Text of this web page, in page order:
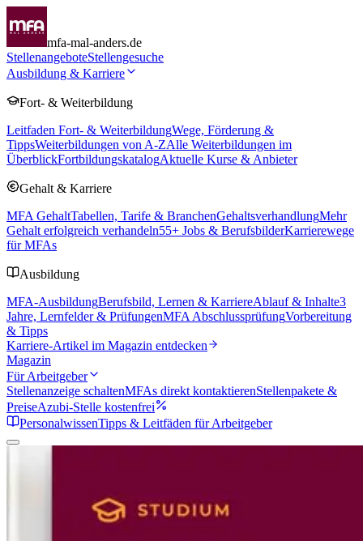
mfa-mal-anders.de
StellenangeboteStellengesuche
Ausbildung & Karriere
Fort- & Weiterbildung
Leitfaden Fort- & WeiterbildungWege, Förderung &
TippsWeiterbildungen von A-ZAlle Weiterbildungen im
ÜberblickFortbildungskatalogAktuelle Kurse & Anbieter
Gehalt & Karriere
MFA GehaltTabellen, Tarife & BranchenGehaltsverhandlungMehr
Gehalt erfolgreich verhandeln55+ Jobs & BerufsbilderKarrierewege
für MFAs
Ausbildung
MFA-AusbildungBerufsbild, Lernen & KarriereAblauf & Inhalte3
Jahre, Lernfelder & PrüfungenMFA AbschlussprüfungVorbereitung
& Tipps
Karriere-Artikel im Magazin entdecken
Magazin
Für Arbeitgeber
Stellenanzeige schaltenMFAs direkt kontaktierenStellenpakete &
PreiseAzubi-Stelle kostenfrei
PersonalwissenTipps & Leitfäden für Arbeitgeber